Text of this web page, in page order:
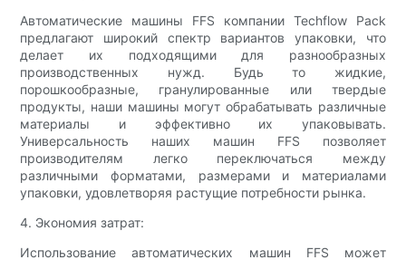
Автоматические машины FFS компании Techflow Pack
предлагают широкий спектр вариантов упаковки, что
делает их подходящими для разнообразных
производственных нужд. Будь то жидкие,
порошкообразные, гранулированные или твердые
продукты, наши машины могут обрабатывать различные
материалы и эффективно их упаковывать.
Универсальность наших машин FFS позволяет
производителям легко переключаться между
различными форматами, размерами и материалами
упаковки, удовлетворяя растущие потребности рынка.
4. Экономия затрат:
Использование автоматических машин FFS может